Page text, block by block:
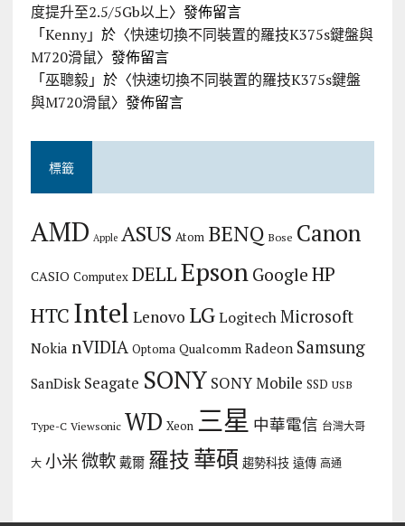
度提升至2.5/5Gb以上〉發佈留言
「Kenny」於〈快速切換不同裝置的羅技K375s鍵盤與
M720滑鼠〉發佈留言
「巫聰毅」於〈快速切換不同裝置的羅技K375s鍵盤
與M720滑鼠〉發佈留言
標籤
AMD Apple ASUS Atom BENQ Bose Canon
CASIO Computex DELLEpson Google HP
HTC Intel Lenovo LG Logitech Microsoft
Nokia nVIDIA Optoma Qualcomm Radeon Samsung
SanDisk Seagate SONY SONY Mobile SSD USB
Type-C Viewsonic WD Xeon 三星 中華電信 台灣大哥
大 小米微軟 戴爾 羅技華碩 趨勢科技 遠傳 高通